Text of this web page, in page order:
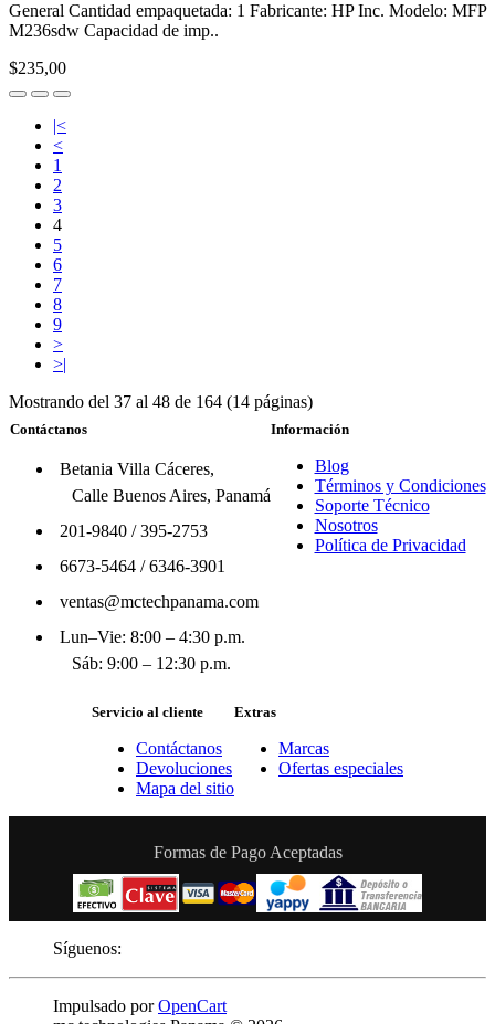
General Cantidad empaquetada: 1 Fabricante: HP Inc. Modelo: MFP
M236sdw Capacidad de imp..
$235,00
|<
<
1
2
3
4
5
6
7
8
9
>
>|
Mostrando del 37 al 48 de 164 (14 páginas)
Contáctanos
Betania Villa Cáceres,
Calle Buenos Aires, Panamá
201-9840/395-2753
6673-5464/6346-3901
ventas@mctechpanama.com
Lun–Vie: 8:00 – 4:30 p.m.
Sáb: 9:00 – 12:30 p.m.
Información
Blog
Términos y Condiciones
Soporte Técnico
Nosotros
Política de Privacidad
Servicio al cliente
Contáctanos
Devoluciones
Mapa del sitio
Extras
Marcas
Ofertas especiales
Formas de Pago Aceptadas
Síguenos:
Impulsado porOpenCart